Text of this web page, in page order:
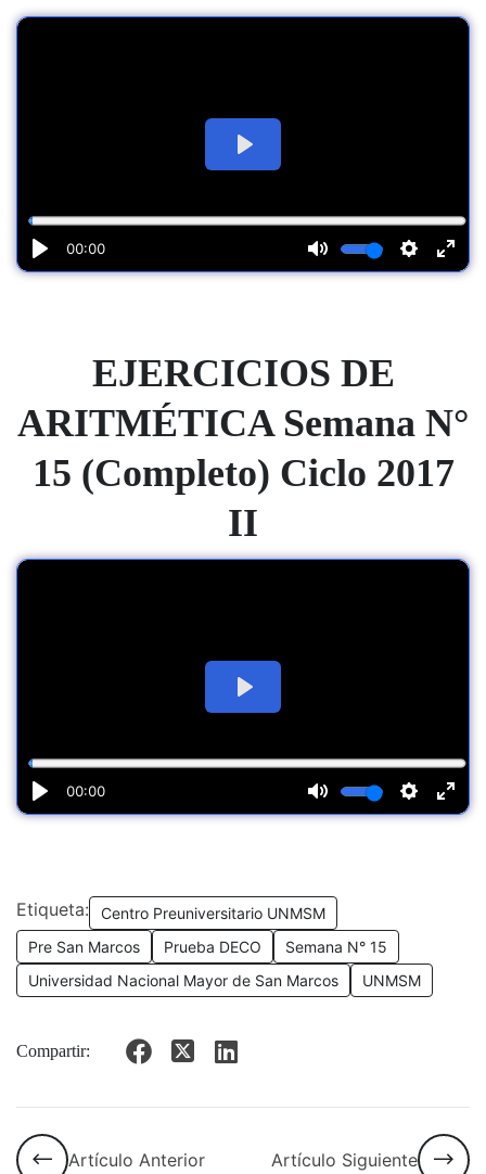
EJERCICIOS DE
ARITMÉTICA Semana N°
15 (Completo) Ciclo 2017
II
Etiqueta:
Centro Preuniversitario UNMSM
Pre San Marcos
Prueba DECO
Semana N° 15
Universidad Nacional Mayor de San Marcos
UNMSM
Compartir:
Artículo Anterior Artículo Siguiente